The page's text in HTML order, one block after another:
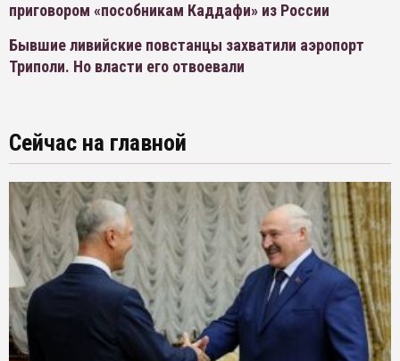
приговором «пособникам Каддафи» из России
Бывшие ливийские повстанцы захватили аэропорт
Триполи. Но власти его отвоевали
Сейчас на главной